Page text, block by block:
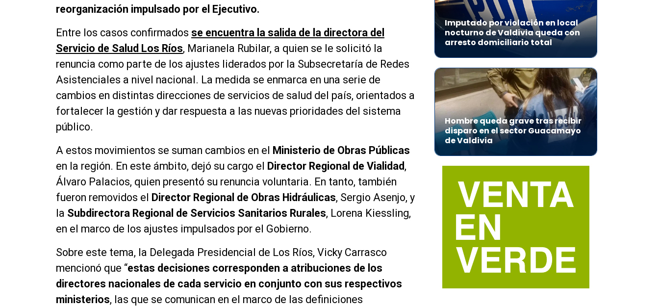
reorganización impulsado por el Ejecutivo.
Entre los casos confirmados se encuentra la salida de la directora del
Servicio de Salud Los Ríos, Marianela Rubilar, a quien se le solicitó la
renuncia como parte de los ajustes liderados por la Subsecretaría de Redes
Asistenciales a nivel nacional. La medida se enmarca en una serie de
cambios en distintas direcciones de servicios de salud del país, orientados a
fortalecer la gestión y dar respuesta a las nuevas prioridades del sistema
público.
A estos movimientos se suman cambios en el Ministerio de Obras Públicas
en la región. En este ámbito, dejó su cargo el Director Regional de Vialidad ,
Álvaro Palacios, quien presentó su renuncia voluntaria. En tanto, también
fueron removidos el Director Regional de Obras Hidráulicas, Sergio Asenjo, y
la Subdirectora Regional de Servicios Sanitarios Rurales, Lorena Kiessling,
en el marco de los ajustes impulsados por el Gobierno.
Sobre este tema, la Delegada Presidencial de Los Ríos, Vicky Carrasco
mencionó que “estas decisiones corresponden a atribuciones de los
directores nacionales de cada servicio en conjunto con sus respectivos
ministerios, las que se comunican en el marco de las definiciones
Imputado por violación en local
nocturno de Valdivia queda con
arresto domiciliario total
Hombre queda grave tras recibir
disparo en el sector Guacamayo
de Valdivia